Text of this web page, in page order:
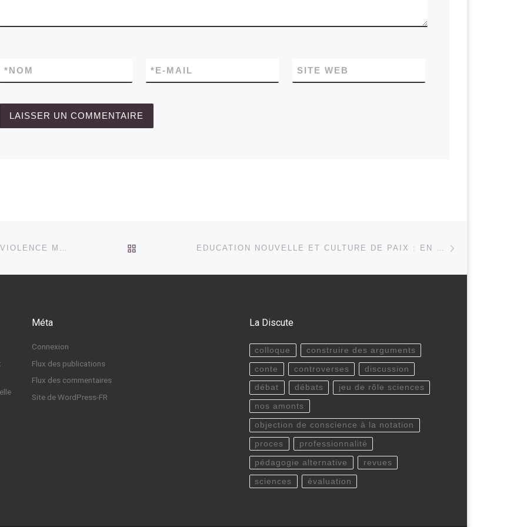
NOM
* E-MAIL
* SITE WEB
L’ÉVALUATION OU GROS PLAN SUR LA VIOLENCE MASQUÉE DE L’ÉCOLE RETOUR À LA LISTE DES ARTICLES EDUCATION NOUVELLE ET CULTURE DE PAIX : EN FINIR AVEC DES IDÉES FAUSSES ?
Méta
Connexion
Flux des publications
Flux des commentaires
Site de WordPress-FR
La Discute
colloque construire des arguments
conte controverses discussion
débat débats jeu de rôle sciences
nos amonts
objection de conscience à la notation
proces professionnalité
pédagogie alternative revues
sciences évaluation